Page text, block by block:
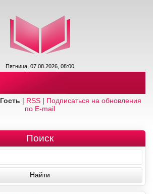
Пятница, 07.08.2026, 08:00
Гость | RSS| Подписаться на обновления
по E-mail
Поиск